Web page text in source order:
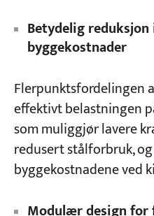
Betydelig
byggekostnader
Flerpunktsfordelingen
effektivt belastningen
som muliggjør lavere
redusert stålforbruk,
byggekostnadene ved